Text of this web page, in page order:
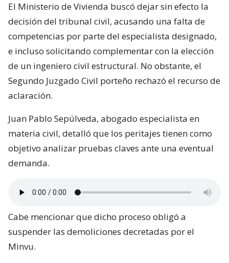
El Ministerio de Vivienda buscó dejar sin efecto la
decisión del tribunal civil, acusando una falta de
competencias por parte del especialista designado,
e incluso solicitando complementar con la elección
de un ingeniero civil estructural. No obstante, el
Segundo Juzgado Civil porteño rechazó el recurso de
aclaración.
Juan Pablo Sepúlveda, abogado especialista en
materia civil, detalló que los peritajes tienen como
objetivo analizar pruebas claves ante una eventual
demanda.
Cabe mencionar que dicho proceso obligó a
suspender las demoliciones decretadas por el
Minvu.